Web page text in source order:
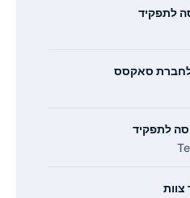
לתפקיד
לחברת סאקסס
לתפקיד
צוות